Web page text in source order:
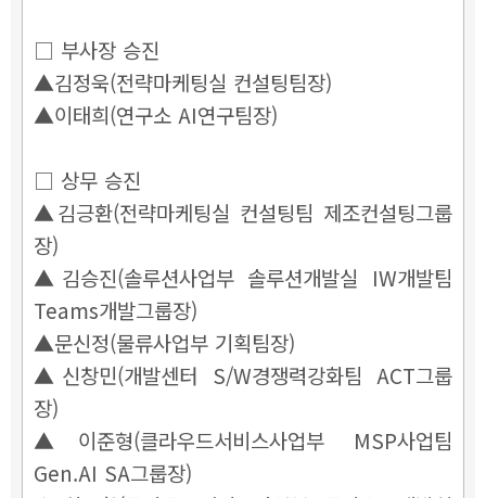
□ 부사장 승진
▲김정욱(전략마케팅실 컨설팅팀장)
▲이태희(연구소 AI연구팀장)
□ 상무 승진
▲김긍환(전략마케팅실 컨설팅팀 제조컨설팅그룹
장)
▲김승진(솔루션사업부 솔루션개발실 IW개발팀
Teams개발그룹장)
▲문신정(물류사업부 기획팀장)
▲신창민(개발센터 S/W경쟁력강화팀 ACT그룹
장)
▲이준형(클라우드서비스사업부 MSP사업팀
Gen.AI SA그룹장)